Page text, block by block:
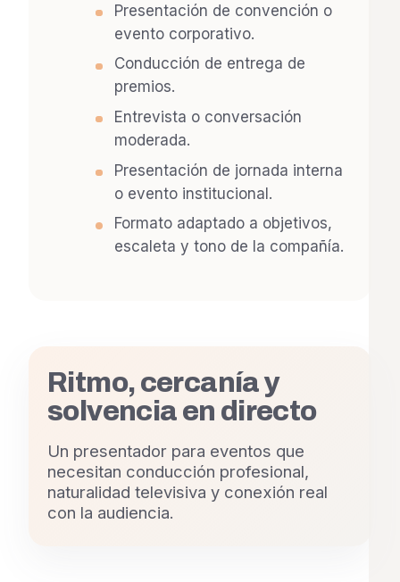
Presentación de convención o
evento corporativo.
Conducción de entrega de
premios.
Entrevista o conversación
moderada.
Presentación de jornada interna
o evento institucional.
Formato adaptado a objetivos,
escaleta y tono de la compañía.
Ritmo, cercanía y
solvencia en directo
Un presentador para eventos que
necesitan conducción profesional,
naturalidad televisiva y conexión real
con la audiencia.